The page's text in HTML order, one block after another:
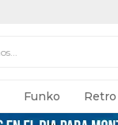
Funko Retro